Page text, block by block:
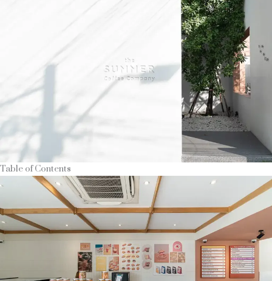
Table of Contents